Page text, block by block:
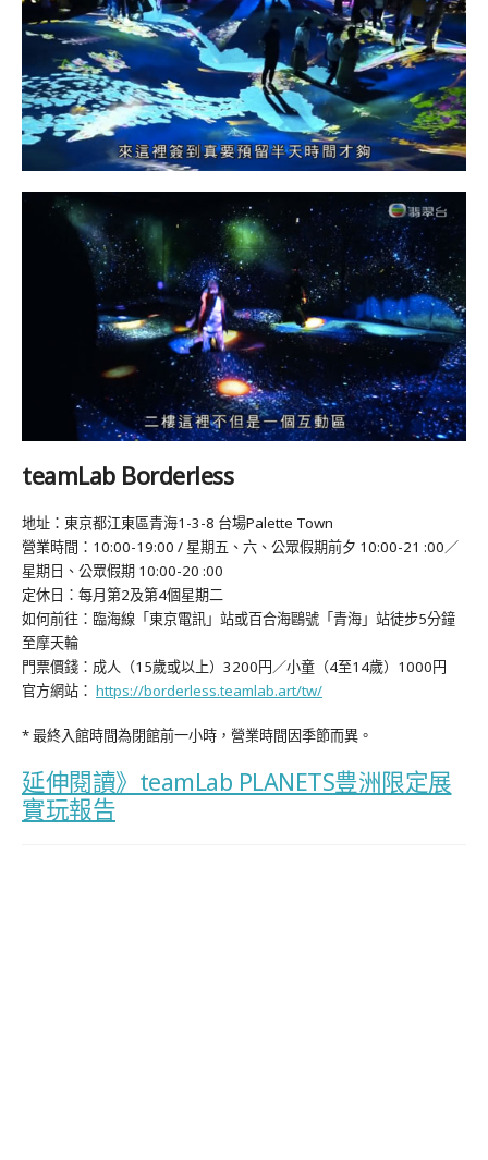
teamLab Borderless
地址：東京都江東區青海1-3-8 台場Palette Town
營業時間：10:00-19:00 / 星期五、六、公眾假期前夕 10:00-21 :00／
星期日、公眾假期 10:00-20 :00
定休日：每月第2及第4個星期二
如何前往：臨海線「東京電訊」站或百合海鷗號「青海」站徒步5分鐘
至摩天輪
門票價錢：成人（15歲或以上）3200円／小童（4至14歲）1000円
官方網站： https://borderless.teamlab.art/tw/
* 最終入館時間為閉館前一小時，營業時間因季節而異。
延伸閱讀》teamLab PLANETS豊洲限定展
實玩報告